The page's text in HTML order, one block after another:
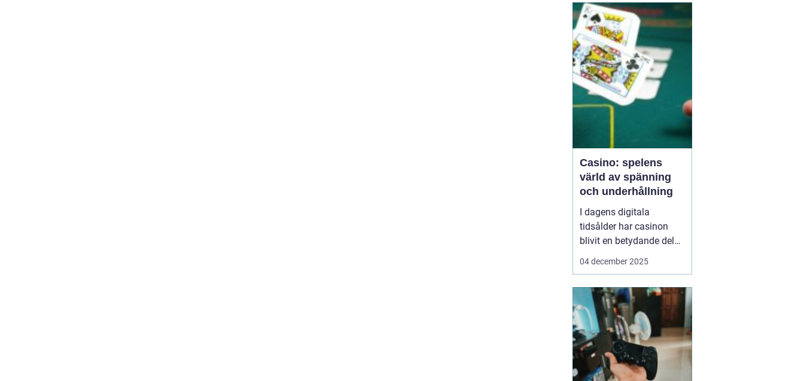
implementerad eller
missförstådd kryptografi
kan skapa en falsk
känsla av säkerhet som
f...
Casino: spelens
värld av spänning
och underhållning
I dagens digitala
tidsålder har casinon
blivit en betydande del
av onlineunderhållning.
erbjuder casinovärlden
en oändlig mängd
möjligheter för spelare
att nj...
04 december 2025